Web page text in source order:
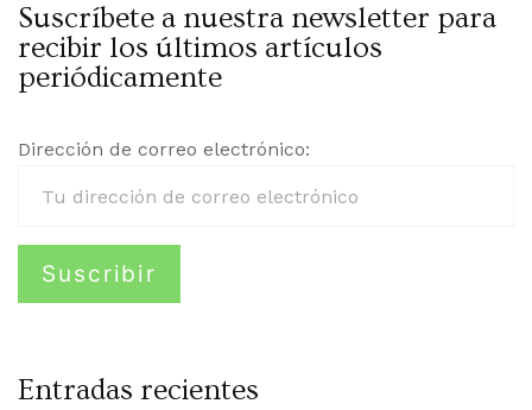
Suscríbete a nuestra newsletter para
recibir los últimos artículos
periódicamente
Dirección de correo electrónico:
Entradas recientes